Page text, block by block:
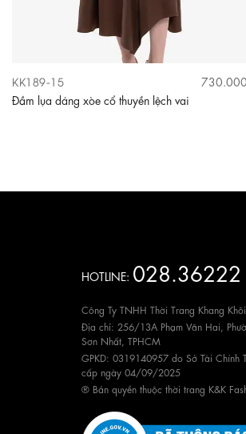
KK189-15
Đầm lụa dáng xòe cổ thuyền lệch vai
HOTLINE:
Công Ty TNHH Thời Trang Khang Khôi
Địa chỉ: 256/13A Phạm Văn Hai,
Sơn Nhất, TPHCM
GPKD: 0319140957 do Sở Tài Chính
cấp ngày 04/09/2025
® Bản quyền thuộc thời trang K&K